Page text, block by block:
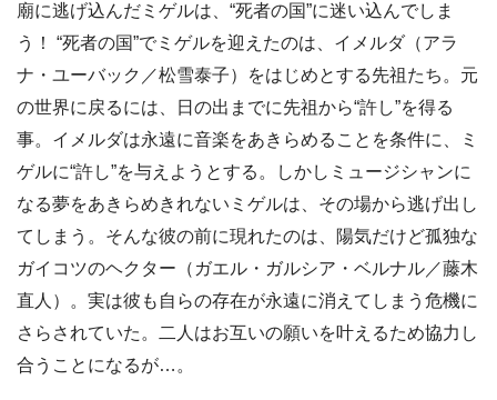
廟に逃げ込んだミゲルは、“死者の国”に迷い込んでしま
う！ “死者の国”でミゲルを迎えたのは、イメルダ（アラ
ナ・ユーバック／松雪泰子）をはじめとする先祖たち。元
の世界に戻るには、日の出までに先祖から“許し”を得る
事。イメルダは永遠に音楽をあきらめることを条件に、ミ
ゲルに“許し”を与えようとする。しかしミュージシャンに
なる夢をあきらめきれないミゲルは、その場から逃げ出し
てしまう。そんな彼の前に現れたのは、陽気だけど孤独な
ガイコツのヘクター（ガエル・ガルシア・ベルナル／藤木
直人）。実は彼も自らの存在が永遠に消えてしまう危機に
さらされていた。二人はお互いの願いを叶えるため協力し
合うことになるが…。